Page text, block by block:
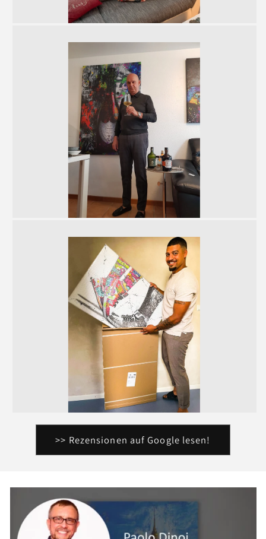
>> Rezensionen auf Google lesen!